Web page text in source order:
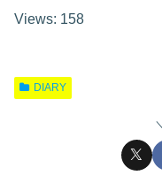
Views: 158
DIARY